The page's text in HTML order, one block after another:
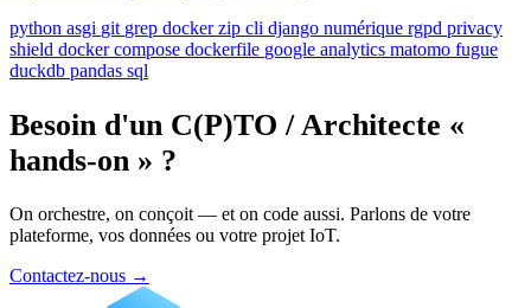
python asgi git grep docker zip cli django numérique rgpd privacy
shield docker compose dockerfile google analytics matomo fugue
duckdb pandas sql
Besoin d'un C(P)TO / Architecte «
hands-on » ?
On orchestre, on conçoit — et on code aussi. Parlons de votre
plateforme, vos données ou votre projet IoT.
Contactez-nous →